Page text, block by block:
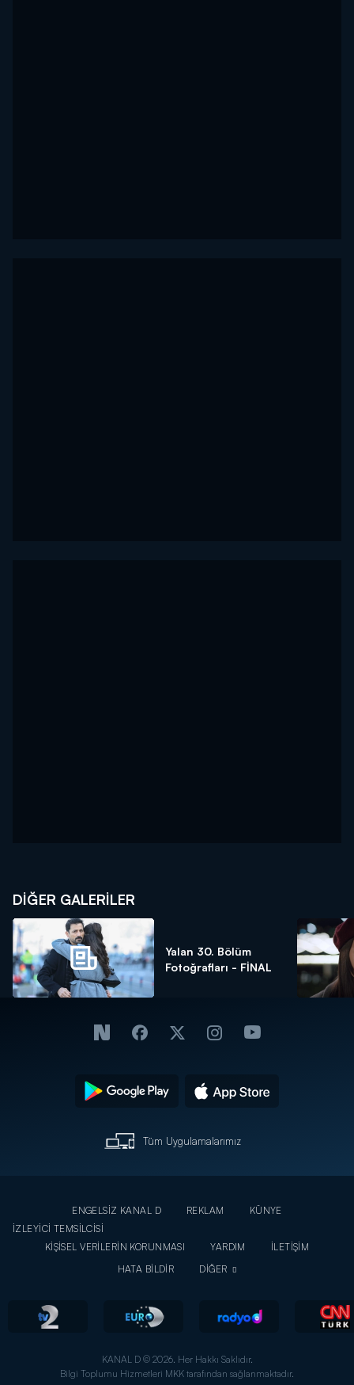
DİĞER GALERİLER
Yalan 30. Bölüm
Fotoğrafları - FİNAL
Tüm Uygulamalarımız
ENGELSİZ KANAL D REKLAM
KÜNYE
İZLEYİCİ TEMSİLCİSİ
KİŞİSEL VERİLERİN KORUNMASI
YARDIM
İLETİŞİM
HATA BİLDİR
DİĞER
KANAL D © 2026. Her Hakkı Saklıdır.
Bilgi Toplumu Hizmetleri MKK tarafından sağlanmaktadır.